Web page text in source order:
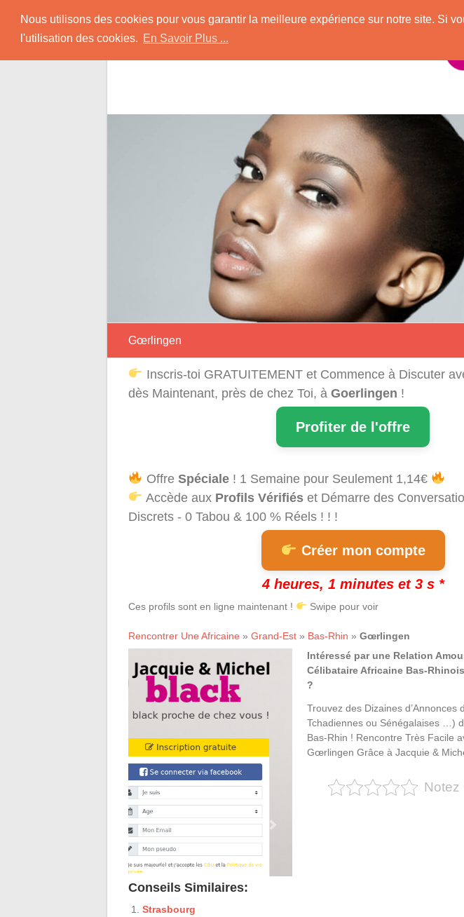
Nous utilisons des cookies pour vous garantir la meilleure expérience sur notre site. Si
l'utilisation des cookies. En Savoir Plus ...
content
Rencontrer-Africaine
Conseils et Infos pour la Rencontre d'une Belle Africaine !
Gœrlingen
Inscris-toi GRATUITEMENT et Commence à Discuter
dès Maintenant, près de chez Toi, à Goerlingen !
Profiter de l'offre
Offre Spéciale! 1 Semaine pour Seulement 1,14€
Accède aux Profils Vérifiéset Démarre des
Discrets - 0 Tabou & 100 % Réels ! ! !
Créer mon compte
4 heures, 1 minutes et 3 s *
Ces profils sont en ligne maintenant ! Swipe pour voir
Rencontrer Une Africaine » Grand-Est » Bas-Rhin » Gœrlingen
Intéressé par une Relation
Célibataire Africaine Bas-
?
Trouvez des Dizaines d’Annonces
Tchadiennes ou Sénégalaises …)
Bas-Rhin ! Rencontre Très Facile
Gœrlingen Grâce à Jacquie &
Notez
Conseils Similaires:
Strasbourg